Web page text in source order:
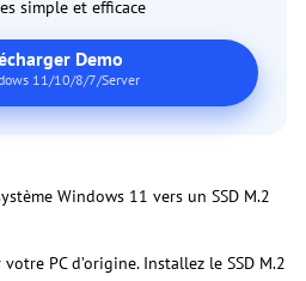
simple et efficace
Demo
11/10/8/7/Server
Windows 11 vers un SSD M.2
PC d’origine. Installez le SSD M.2